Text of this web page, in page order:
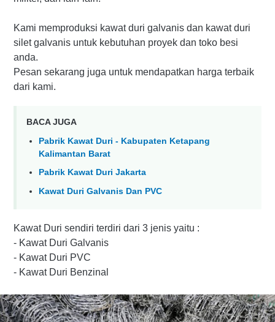
Kami memproduksi kawat duri galvanis dan kawat duri
silet galvanis untuk kebutuhan proyek dan toko besi
anda.
Pesan sekarang juga untuk mendapatkan harga terbaik
dari kami.
BACA JUGA
Pabrik Kawat Duri - Kabupaten Ketapang
Kalimantan Barat
Pabrik Kawat Duri Jakarta
Kawat Duri Galvanis Dan PVC
Kawat Duri sendiri terdiri dari 3 jenis yaitu :
- Kawat Duri Galvanis
- Kawat Duri PVC
- Kawat Duri Benzinal